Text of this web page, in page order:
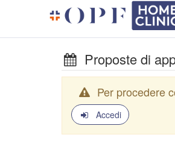
Proposte di
Per procedere
Accedi